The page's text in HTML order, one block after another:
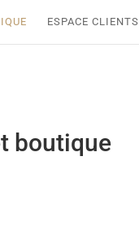
ESPACE CLIENTS
boutique